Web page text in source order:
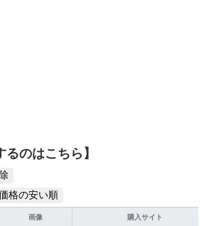
るのはこちら】
格の安い順
画像 購入サイト